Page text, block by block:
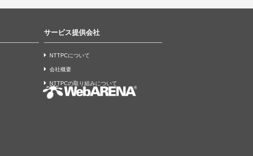
サービス提供会社
NTTPCについて
会社概要
NTTPCの取り組みについて